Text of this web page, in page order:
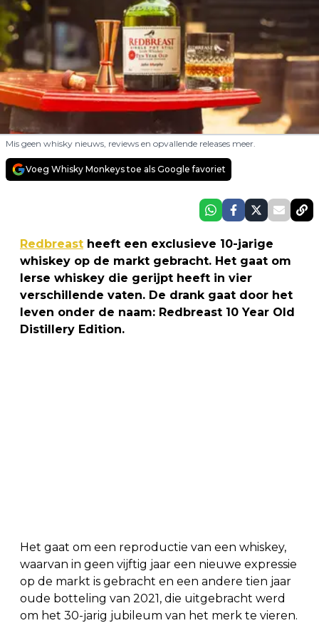
Mis geen whisky nieuws, reviews en opvallende releases meer.
Voeg Whisky Monkeys toe als Google favoriet
Redbreast heeft een exclusieve 10-jarige
whiskey op de markt gebracht. Het gaat om
Ierse whiskey die gerijpt heeft in vier
verschillende vaten. De drank gaat door het
leven onder de naam: Redbreast 10 Year Old
Distillery Edition.
Het gaat om een reproductie van een whiskey,
waarvan in geen vijftig jaar een nieuwe expressie
op de markt is gebracht en een andere tien jaar
oude botteling van 2021, die uitgebracht werd
om het 30-jarig jubileum van het merk te vieren.